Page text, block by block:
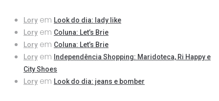
Lory em Look do dia: lady like
Lory em Coluna: Let’s Brie
Lory em Coluna: Let’s Brie
Lory em
Independência Shopping: Maridoteca, Ri Happy e
City Shoes
Lory em Look do dia: jeans e bomber